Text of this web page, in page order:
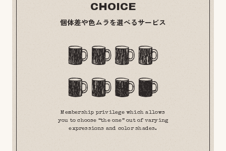
CHOICE
個体差や色ムラを選べるサービス
Membership privilege which allows
you to choose “the one” out of varying
expressions and color shades.